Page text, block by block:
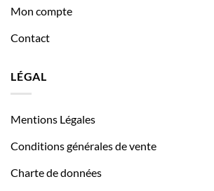
Mon compte
Contact
LÉGAL
Mentions Légales
Conditions générales de vente
Charte de données